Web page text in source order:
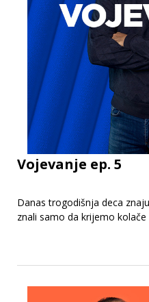
Vojevanje ep. 5
Danas trogodišnja deca
znali samo da krijemo